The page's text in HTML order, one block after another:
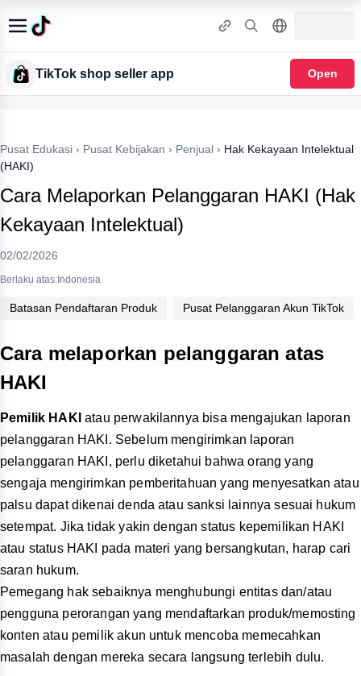
TikTok shop seller app Open
Pusat Edukasi › Pusat Kebijakan › Penjual › Hak Kekayaan Intelektual
(HAKI)
Cara Melaporkan Pelanggaran HAKI (Hak
Kekayaan Intelektual)
02/02/2026
Berlaku atas:Indonesia
Batasan Pendaftaran Produk Pusat Pelanggaran Akun TikTok
Cara melaporkan pelanggaran atas
HAKI
Pemilik HAKI atau perwakilannya bisa mengajukan laporan
pelanggaran HAKI. Sebelum mengirimkan laporan
pelanggaran HAKI, perlu diketahui bahwa orang yang
sengaja mengirimkan pemberitahuan yang menyesatkan atau
palsu dapat dikenai denda atau sanksi lainnya sesuai hukum
setempat. Jika tidak yakin dengan status kepemilikan HAKI
atau status HAKI pada materi yang bersangkutan, harap cari
saran hukum.
Pemegang hak sebaiknya menghubungi entitas dan/atau
pengguna perorangan yang mendaftarkan produk/memosting
konten atau pemilik akun untuk mencoba memecahkan
masalah dengan mereka secara langsung terlebih dulu.